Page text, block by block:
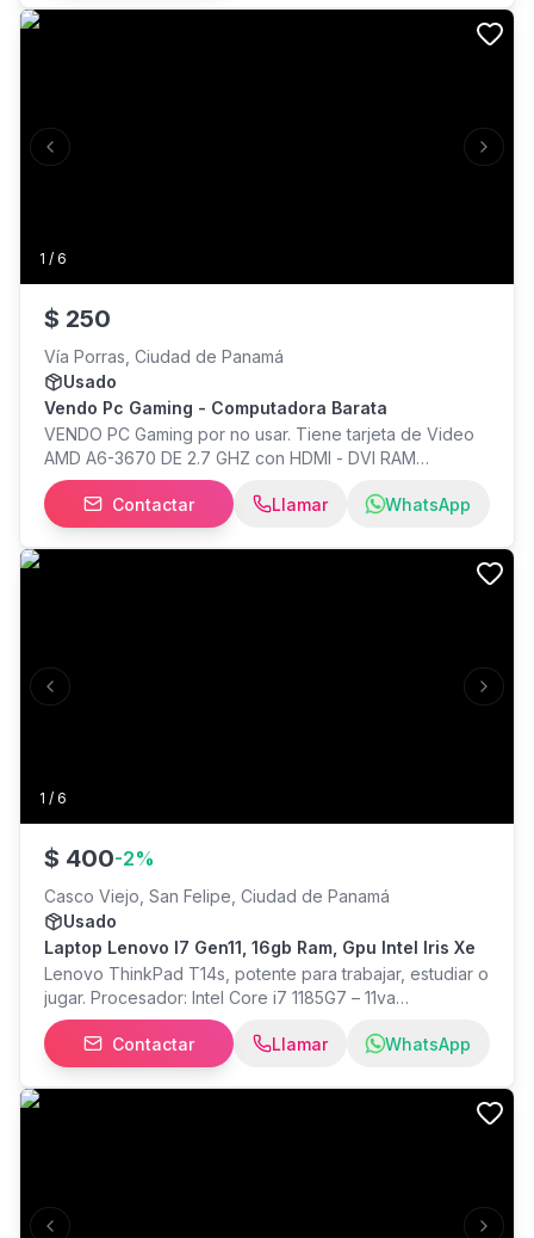
1 / 6
Previous slide Next
$ 250
Vía Porras, Ciudad de Panamá
Usado
Vendo Pc Gaming - Computadora Barata
VENDO PC Gaming por no usar. Tiene tarjeta de Video
AMD A6-3670 DE 2.7 GHZ con HDMI - DVI RAM
CORSAIR (16 GB) Disco duro: SSD de 220GB Sistema
Operativo: Windows 11, de 32 Bits. 2 Antenas de WI-FI
GRANDES Fuente de poder: 800W 5 Ventiladores Case:
Cooler Master *NO INCLUYE MONITOR** Precio $250,
Contactar Llamar WhatsApp
1 / 6
Previous slide Next
$ 400-2%
Casco Viejo, San Felipe, Ciudad de Panamá
Usado
Laptop Lenovo I7 Gen11, 16gb Ram, Gpu Intel Iris Xe
Lenovo ThinkPad T14s, potente para trabajar, estudiar o
jugar. Procesador: Intel Core i7 1185G7 – 11va
generación Memoria RAM: 16 Gb Almacenamiento: 512GB
Nvme Sistema operativo: Windows 11 Pro Teclado
Retroiluminado y Pantalla 14", desbloqueo por huella y
facial. Incluye cargador original Tipo C, garantia de 90
Contactar Llamar WhatsApp